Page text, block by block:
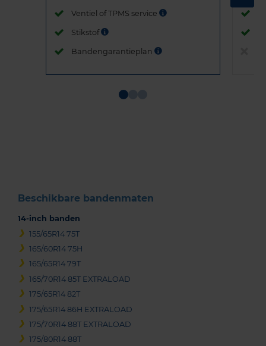
Ventiel of TPMS service
Stikstof
Bandengarantieplan
Beschikbare bandenmaten
14-inch banden
155/65R14 75T
165/60R14 75H
165/65R14 79T
165/70R14 85T EXTRALOAD
175/65R14 82T
175/65R14 86H EXTRALOAD
175/70R14 88T EXTRALOAD
175/80R14 88T